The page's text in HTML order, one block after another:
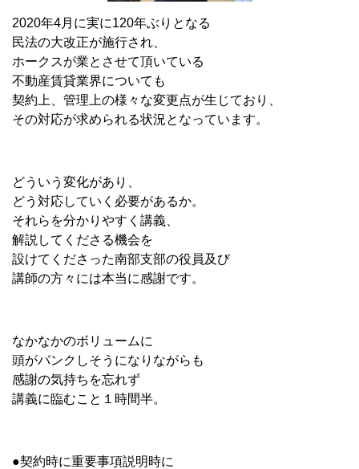
2020年4月に実に120年ぶりとなる
民法の大改正が施行され、
ホークスが業とさせて頂いている
不動産賃貸業界についても
契約上、管理上の様々な変更点が生じており、
その対応が求められる状況となっています。
どういう変化があり、
どう対応していく必要があるか。
それらを分かりやすく講義、
解説してくださる機会を
設けてくださった南部支部の役員及び
講師の方々には本当に感謝です。
なかなかのボリュームに
頭がパンクしそうになりながらも
感謝の気持ちを忘れず
講義に臨むこと１時間半。
●契約時に重要事項説明時に